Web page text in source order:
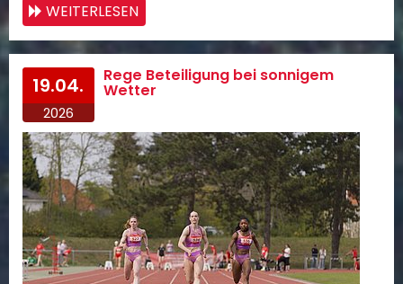
WEITERLESEN
19.04.
2026
Rege Beteiligung bei sonnigem
Wetter